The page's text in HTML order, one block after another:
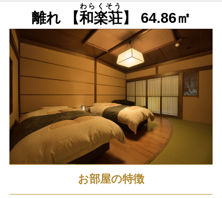
離れ 【和楽荘
わらくそう
】 64.86㎡
お部屋の特徴